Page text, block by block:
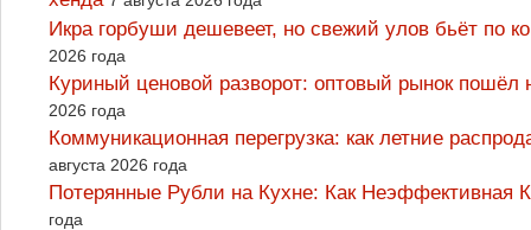
Икра горбуши дешевеет, но свежий улов бьёт по
2026 года
Куриный ценовой разворот: оптовый рынок
2026 года
Коммуникационная перегрузка: как летние
августа 2026 года
Потерянные Рубли на Кухне: Как
года